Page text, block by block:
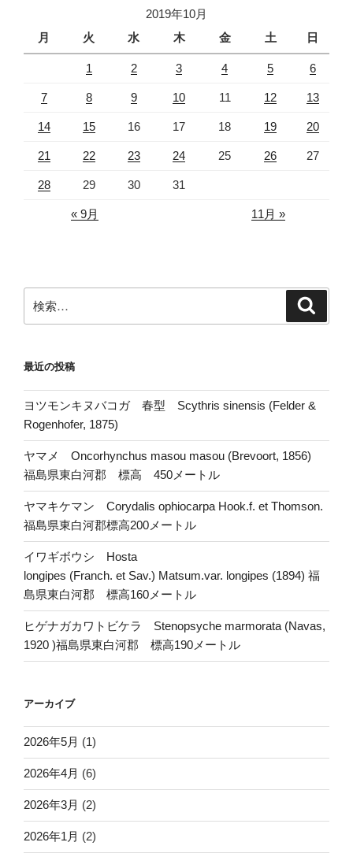
2019年10月
月
火 水 木 金 土 日
1 2 3 4 5 6
7 8 9 10 11 12 13
14 15 16 17 18 19 20
21 22 23 24 25 26 27
28 29 30 31
« 9月 11月 »
索:
最近の投稿
ヨツモンキヌバコガ 春型 Scythris sinensis (Felder &
Rogenhofer, 1875)
ヤマメ Oncorhynchus masou masou (Brevoort, 1856)
福島県東白河郡 標高 450メートル
ヤマキケマン Corydalis ophiocarpa Hook.f. et Thomson.
福島県東白河郡標高200メートル
イワギボウシ Hosta
longipes (Franch. et Sav.) Matsum.var. longipes (1894) 福
島県東白河郡 標高160メートル
ヒゲナガカワトビケラ Stenopsyche marmorata (Navas,
1920 )福島県東白河郡 標高190メートル
アーカイブ
2026年5月 (1)
2026年4月 (6)
2026年3月 (2)
2026年1月 (2)